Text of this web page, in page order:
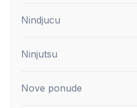
Nindjucu
Ninjutsu
Nove ponude